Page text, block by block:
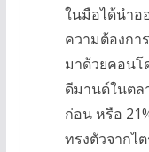
ในมือได้นำอ
ความต้องกา
มาด้วยคอนโ
ดีมานด์ในตล
ก่อน หรือ
ทรงตัวจากไ